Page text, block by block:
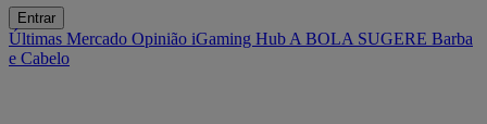
Entrar
Últimas Mercado Opinião iGaming Hub A BOLA SUGERE Barba
e Cabelo